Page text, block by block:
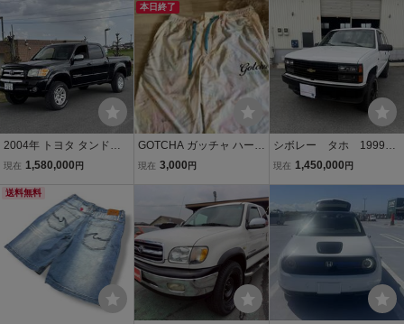
V6 ベージュ内装 ローン対
応 下取可能 現車確認可 横
浜
タログ
DM 値引き可能 希望金
額がある方はご質問から
お問い合わせください
2004年 トヨタ タンドラ
ダブルキャブ V8 4.7L 11
USDM 北米 USトヨタ
現在 1,580,000 円
本日終了
GOTCHA ガッチャ ハーフ
パンツ XXL
現在 3,000 円
シボレー タホ 1999年
モデル 4WD
現在 1,450,000 円
送料無料